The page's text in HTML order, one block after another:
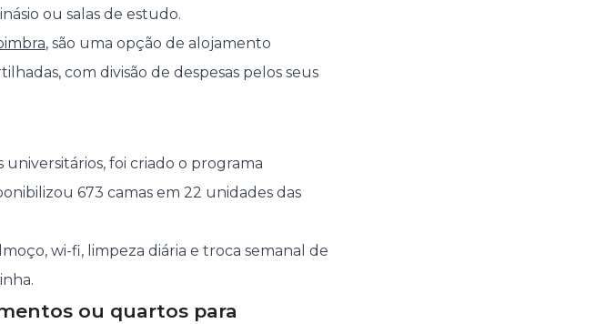
ou salas de estudo.
, são uma opção de alojamento
com divisão de despesas pelos seus
foi criado o programa
673 camas em 22 unidades das
wi-fi, limpeza diária e troca semanal de
ou quartos para